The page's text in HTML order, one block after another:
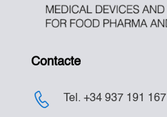
Contacte
Tel. +34 937 191 167